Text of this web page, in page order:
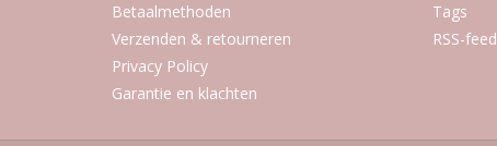
Betaalmethoden
Verzenden & retourneren
Privacy Policy
Garantie en klachten
Tags
RSS-feed